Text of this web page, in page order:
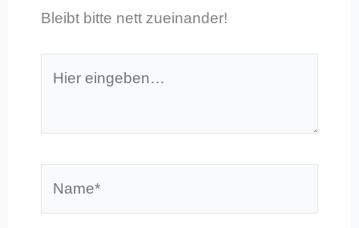
Bleibt bitte nett zueinander!
eingeben…